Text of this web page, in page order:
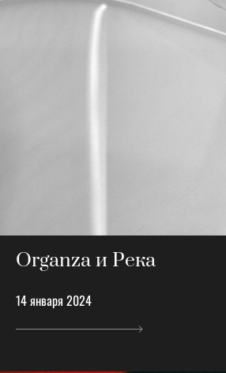
Organza и Река
14 января 2024